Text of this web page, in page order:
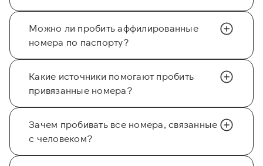
Можно ли пробить аффилированные
номера по паспорту?
Какие источники помогают пробить
привязанные номера?
Зачем пробивать все номера, связанные
с человеком?